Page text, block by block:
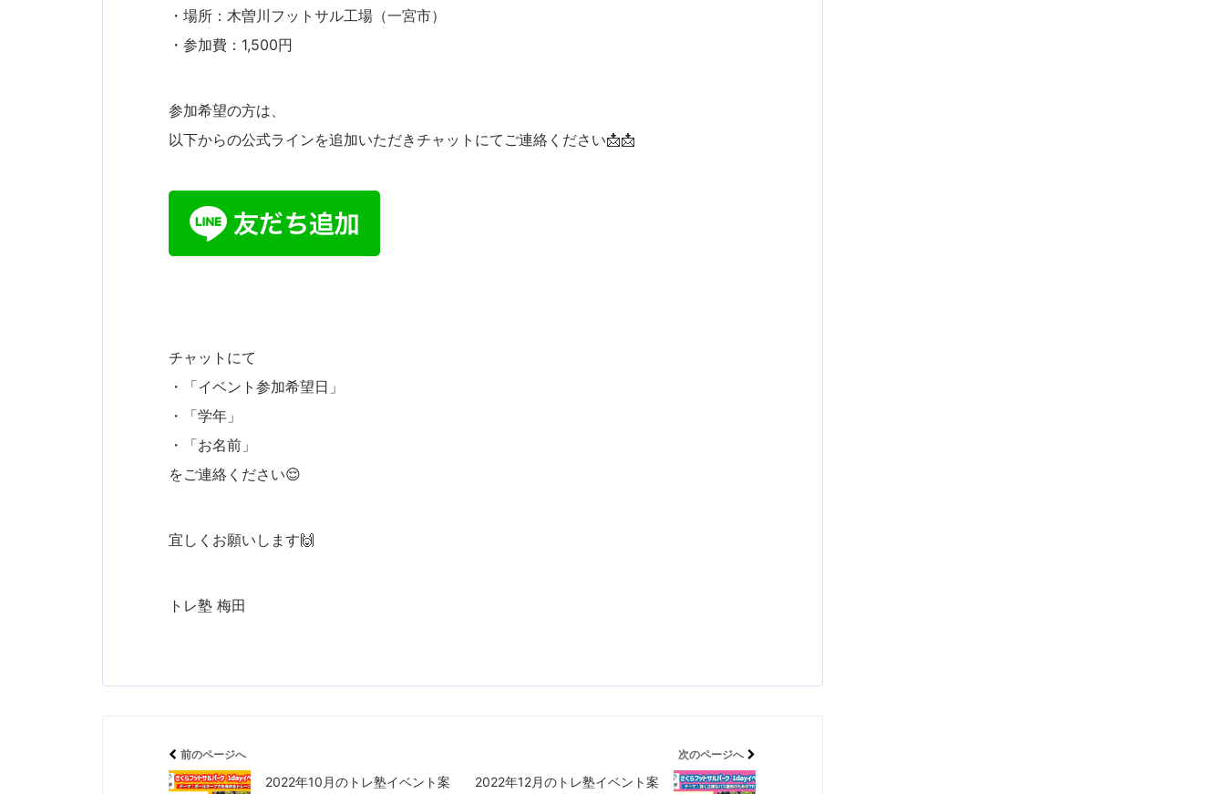
・場所：木曽川フットサル工場（一宮市）
・参加費：1,500円
参加希望の方は、
以下からの公式ラインを追加いただきチャットにてご連絡ください📩📩
チャットにて
・「イベント参加希望日」
・「学年」
・「お名前」
をご連絡ください😌
宜しくお願いします🙌
トレ塾 梅田
前のページへ
2022年10月のトレ塾イベント案
次のページへ
2022年12月のトレ塾イベント案